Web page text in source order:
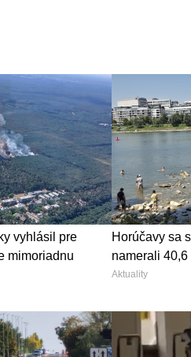
vyhlásil pre
mimoriadnu
Horúčavy sa
namerali 40,6
Aktuality